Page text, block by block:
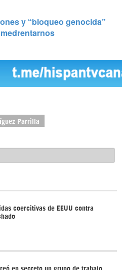
y “bloqueo genocida”
Parrilla
coercitivas de EEUU contra
en secreto un grupo de trabajo